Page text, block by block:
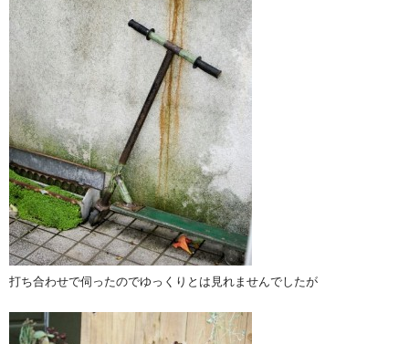
打ち合わせで伺ったのでゆっくりとは見れませんでしたが